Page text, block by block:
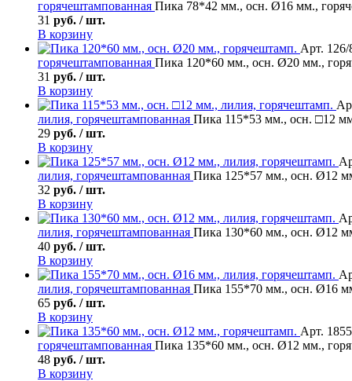
горячештампованная Пика 78*42 мм., осн. Ø16 мм.,
31 руб. / шт.
В корзину
Арт. 126/
горячештампованная Пика 120*60 мм., осн. Ø20 мм.,
31 руб. / шт.
В корзину
лилия, горячештампованная Пика 115*53 мм., осн. □12
29 руб. / шт.
В корзину
лилия, горячештампованная Пика 125*57 мм., осн. Ø12
32 руб. / шт.
В корзину
лилия, горячештампованная Пика 130*60 мм., осн. Ø12
40 руб. / шт.
В корзину
лилия, горячештампованная Пика 155*70 мм., осн. Ø16
65 руб. / шт.
В корзину
Арт.
горячештампованная Пика 135*60 мм., осн. Ø12 мм.,
48 руб. / шт.
В корзину